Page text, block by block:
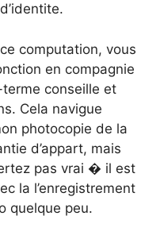
computation, vous
en compagnie
conseille et
Cela navigue
photocopie de la
d’appart, mais
pas vrai � il est
la l’enregistrement
quelque peu.